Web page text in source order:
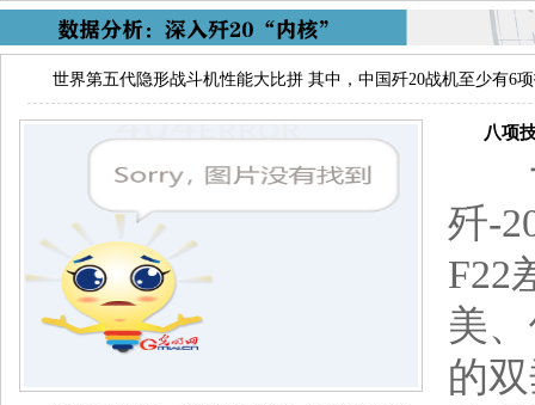
世界第五代隐形战斗机性能大比拼 其中，中国歼20战机至少有6
八项技
一
歼-
F22
美
的